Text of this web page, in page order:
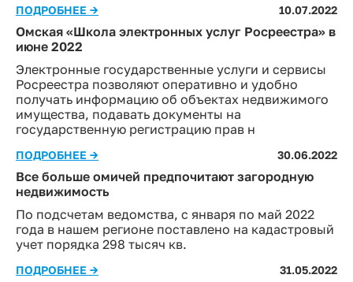
ПОДРОБНЕЕ → 10.07.2022
Омская «Школа электронных услуг Росреестра» в
июне 2022
Электронные государственные услуги и сервисы
Росреестра позволяют оперативно и удобно
получать информацию об объектах недвижимого
имущества, подавать документы на
государственную регистрацию прав н
ПОДРОБНЕЕ → 30.06.2022
Все больше омичей предпочитают загородную
недвижимость
По подсчетам ведомства, с января по май 2022
года в нашем регионе поставлено на кадастровый
учет порядка 298 тысяч кв.
ПОДРОБНЕЕ → 31.05.2022